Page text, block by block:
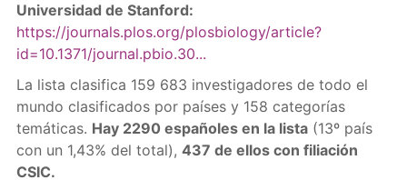
Universidad de Stanford:
https://journals.plos.org/plosbiology/article?
id=10.1371/journal.pbio.30...
La lista clasifica 159 683 investigadores de todo el
mundo clasificados por países y 158 categorías
temáticas. Hay 2290 españoles en la lista(13º país
con un 1,43% del total), 437 de ellos con filiación
CSIC.